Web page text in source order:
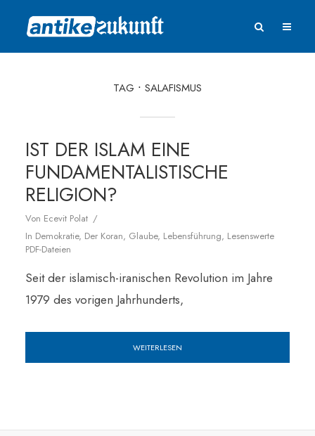
TAG SALAFISMUS
IST DER ISLAM EINE
FUNDAMENTALISTISCHE
RELIGION?
Von Ecevit Polat
In Demokratie, Der Koran, Glaube, Lebensführung, Lesenswerte
PDF-Dateien
Seit der islamisch-iranischen Revolution im Jahre
1979 des vorigen Jahrhunderts,
WEITERLESEN